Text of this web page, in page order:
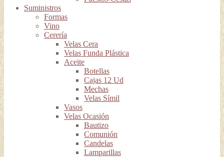
Suministros
Formas
Vino
Cerería
Velas Cera
Velas Funda Plástica
Aceite
Botellas
Cajas 12 Ud
Mechas
Velas Símil
Vasos
Velas Ocasión
Bautizo
Comunión
Candelas
Lamparillas